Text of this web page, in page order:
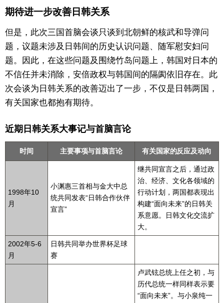
期待进一步改善日韩关系
但是，此次三国首脑会谈只谈到北朝鲜的核武和导弹问
题，议题未涉及日韩间的历史认识问题、随军慰安妇问
题。因此，在这些问题及围绕竹岛问题上，韩国对日本的
不信任并未消除，安倍政权与韩国间的隔阂依旧存在。此
次会谈为日韩关系的改善迈出了一步，不仅是日韩两国，
有关国家也都抱有期待。
近期日韩关系大事记与首脑言论
时间 主要事项与首脑言论 有关国家的反应及动向
1998年10
月
小渊惠三首相与金大中总
统共同发表“日韩合作伙伴
宣言”
继共同宣言之后，通过政
治、经济、文化各领域的
行动计划，两国都表现出
构建“面向未来”的日韩关
系意愿。日韩文化交流扩
大。
2002年5-6
月
日韩共同举办世界杯足球
赛
卢武铉总统上任之初，与
历代总统一样同样表示要
“面向未来”。与小泉纯一